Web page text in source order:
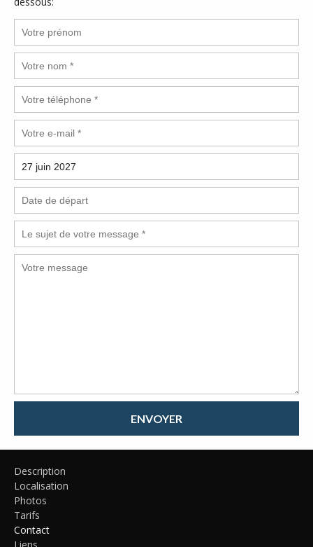
ENVOYER
Description
Localisation
Photos
Tarifs
Contact